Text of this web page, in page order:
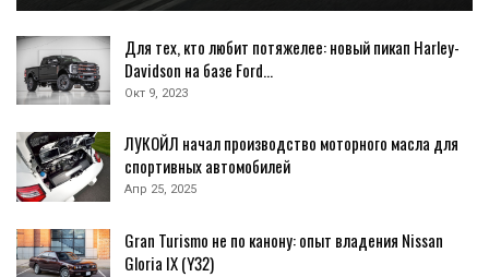
Для тех, кто любит потяжелее: новый пикап Harley-
Davidson на базе Ford…
Окт 9, 2023
ЛУКОЙЛ начал производство моторного масла для
спортивных автомобилей
Апр 25, 2025
Gran Turismo не по канону: опыт владения Nissan
Gloria IX (Y32)